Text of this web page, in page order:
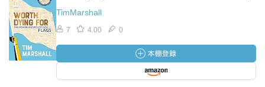
TimMarshall
7 4.00 0